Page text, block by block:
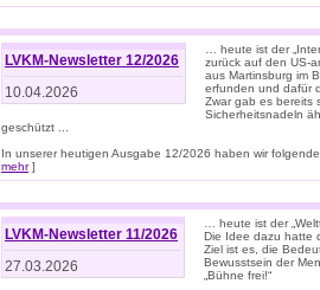
LVKM-Newsletter 12/2026
10.04.2026
… heute ist der
zurück auf den US-
aus Martinsburg im
erfunden und dafür
Zwar gab es bereits
Sicherheitsnadeln
geschützt ...
In unserer heutigen Ausgabe 12/2026 haben wir
mehr]
LVKM-Newsletter 11/2026
27.03.2026
… heute ist der
Die Idee dazu hatte
Ziel ist es, die
Bewusstsein der
„Bühne frei!“